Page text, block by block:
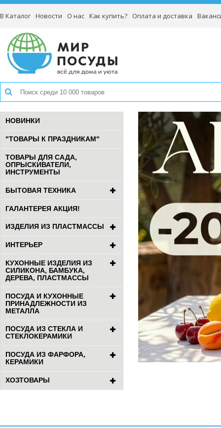
В Каталог Новости О нас Как купить? Оплата и доставка
НОВИНКИ
"ТОВАРЫ К ПРАЗДНИКАМ"
ТОВАРЫ ДЛЯ САДА,
ОПРЫСКИВАТЕЛИ,
ИНСТРУМЕНТЫ
БЫТОВАЯ ТЕХНИКА
ГАЛАНТЕРЕЯ АКЦИЯ!
ИЗДЕЛИЯ ИЗ ПЛАСТМАССЫ
ИНТЕРЬЕР
КУХОННЫЕ ИЗДЕЛИЯ ИЗ
СИЛИКОНА, БАМБУКА,
ДЕРЕВА, ПЛАСТМАССЫ
ПОСУДА И КУХОННЫЕ
ПРИНАДЛЕЖНОСТИ ИЗ
МЕТАЛЛА
ПОСУДА ИЗ СТЕКЛА И
СТЕКЛОКЕРАМИКИ
ПОСУДА ИЗ ФАРФОРА,
КЕРАМИКИ
ХОЗТОВАРЫ